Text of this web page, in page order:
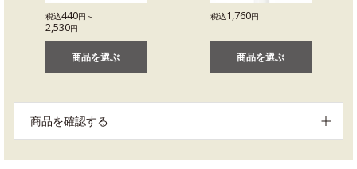
税込440円～
2,530円
商品を選ぶ
税込1,760円
商品を選ぶ
商品を確認する